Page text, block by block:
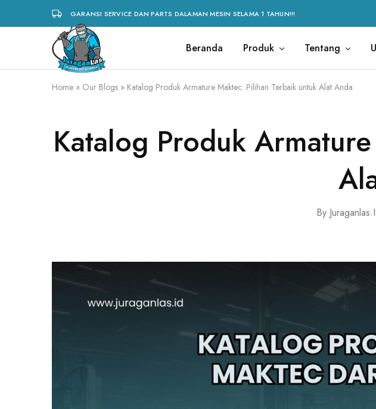
GARANSI SERVICE DAN PARTS DALAMAN MESIN SELAMA 1 TAHUN!!!
Juragan
Las
alat
las,
spare
mesin
mesin
potong
plasma,
Beranda Produk Tentang
Home » Our Blogs » Katalog Produk Armature Maktec: Pilihan Terbaik untuk Alat Anda
Katalog Produk
By